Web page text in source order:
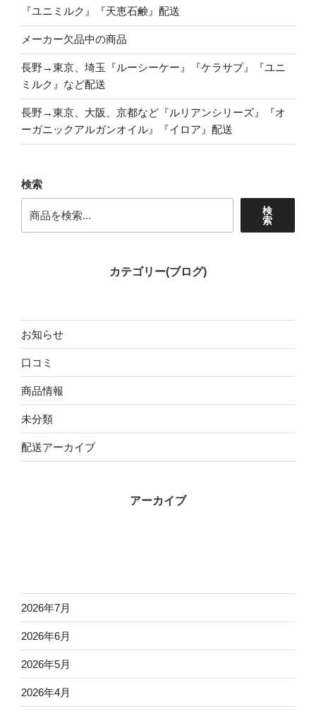
『ユニミルク』『天恵石鹸』配送
メーカー欠品中の商品
長野→東京、埼玉『ルーシーケー』『ケラサプ』『ユニ
ミルク』など配送
長野→東京、大阪、京都など『ルリアンシリーズ』『オ
ーガニックアルガンオイル』『イロア』配送
検索
検
索
カテゴリー(ブログ)
お知らせ
口コミ
商品情報
未分類
配送アーカイブ
アーカイブ
2026年7月
2026年6月
2026年5月
2026年4月